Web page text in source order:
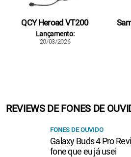
QCY Heroad VT200
Lançamento:
20/03/2026
REVIEWS DE FONES DE
FONES DE OUVIDO
Galaxy Buds 4 Pro
fone que eu já usei